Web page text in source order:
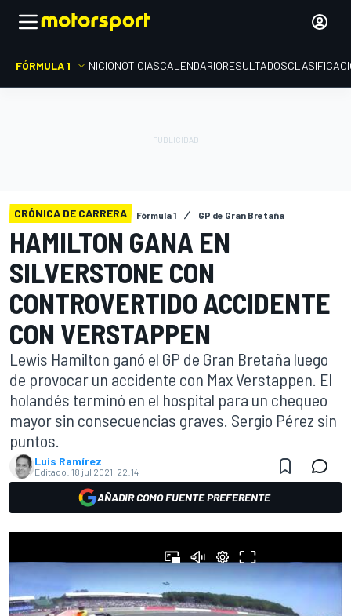
FÓRMULA 1 INICIONOTICIASCALENDARIORESULTADOS
CRÓNICA DE CARRERA Fórmula 1 GP de Gran Bretaña
HAMILTON GANA EN
SILVERSTONE CON
CONTROVERTIDO ACCIDENTE
CON VERSTAPPEN
Lewis Hamilton ganó el GP de Gran Bretaña luego
de provocar un accidente con Max Verstappen. El
holandés terminó en el hospital para un chequeo
mayor sin consecuencias graves. Sergio Pérez sin
puntos.
Luis Ramírez
Editado: 18 jul 2021, 22:14
AÑADIR COMO FUENTE PREFERENTE